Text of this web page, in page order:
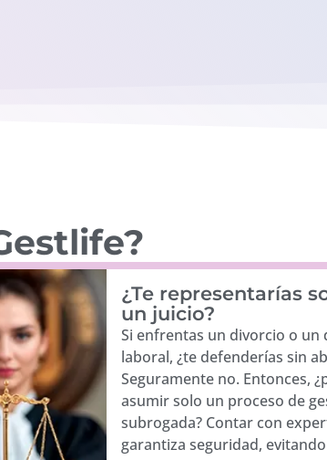
¿Te representarías
un juicio?
Si enfrentas un divorcio o un
laboral, ¿te defenderías sin
Seguramente no. Entonces,
asumir solo un proceso de
subrogada? Contar con
garantiza seguridad,